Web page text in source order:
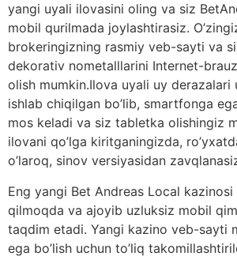
yangi uyali ilovasini oling va siz
mobil qurilmada joylashtirasiz.
brokeringizning rasmiy veb-sayti va
dekorativ nometalllarini Internet-
olish mumkin.Ilova uyali uy derazalari
ishlab chiqilgan bo’lib, smartfonga
mos keladi va siz tabletka olishingiz
ilovani qo’lga kiritganingizda,
o’laroq, sinov versiyasidan
Eng yangi Bet Andreas Local kazinosi
qilmoqda va ajoyib uzluksiz mobil
taqdim etadi. Yangi kazino veb-sayti
ega bo’lish uchun to’liq